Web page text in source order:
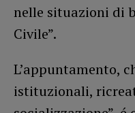
nelle situazioni di
Civile”.
L’appuntamento,
istituzionali,